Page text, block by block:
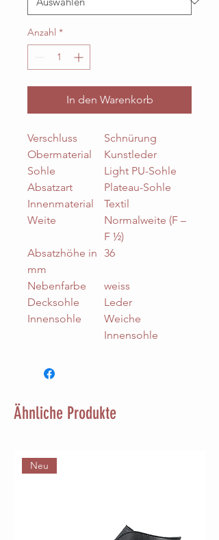
Anzahl *
In den Warenkorb
Verschluss
Schnürung
Obermaterial
Kunstleder
Sohle
Light PU-Sohle
Absatzart
Plateau-Sohle
Innenmaterial
Textil
Weite
Normalweite (F –
F ½)
Absatzhöhe in
mm
36
Nebenfarbe
weiss
Decksohle
Leder
Innensohle
Weiche
Innensohle
Ähnliche Produkte
Neu